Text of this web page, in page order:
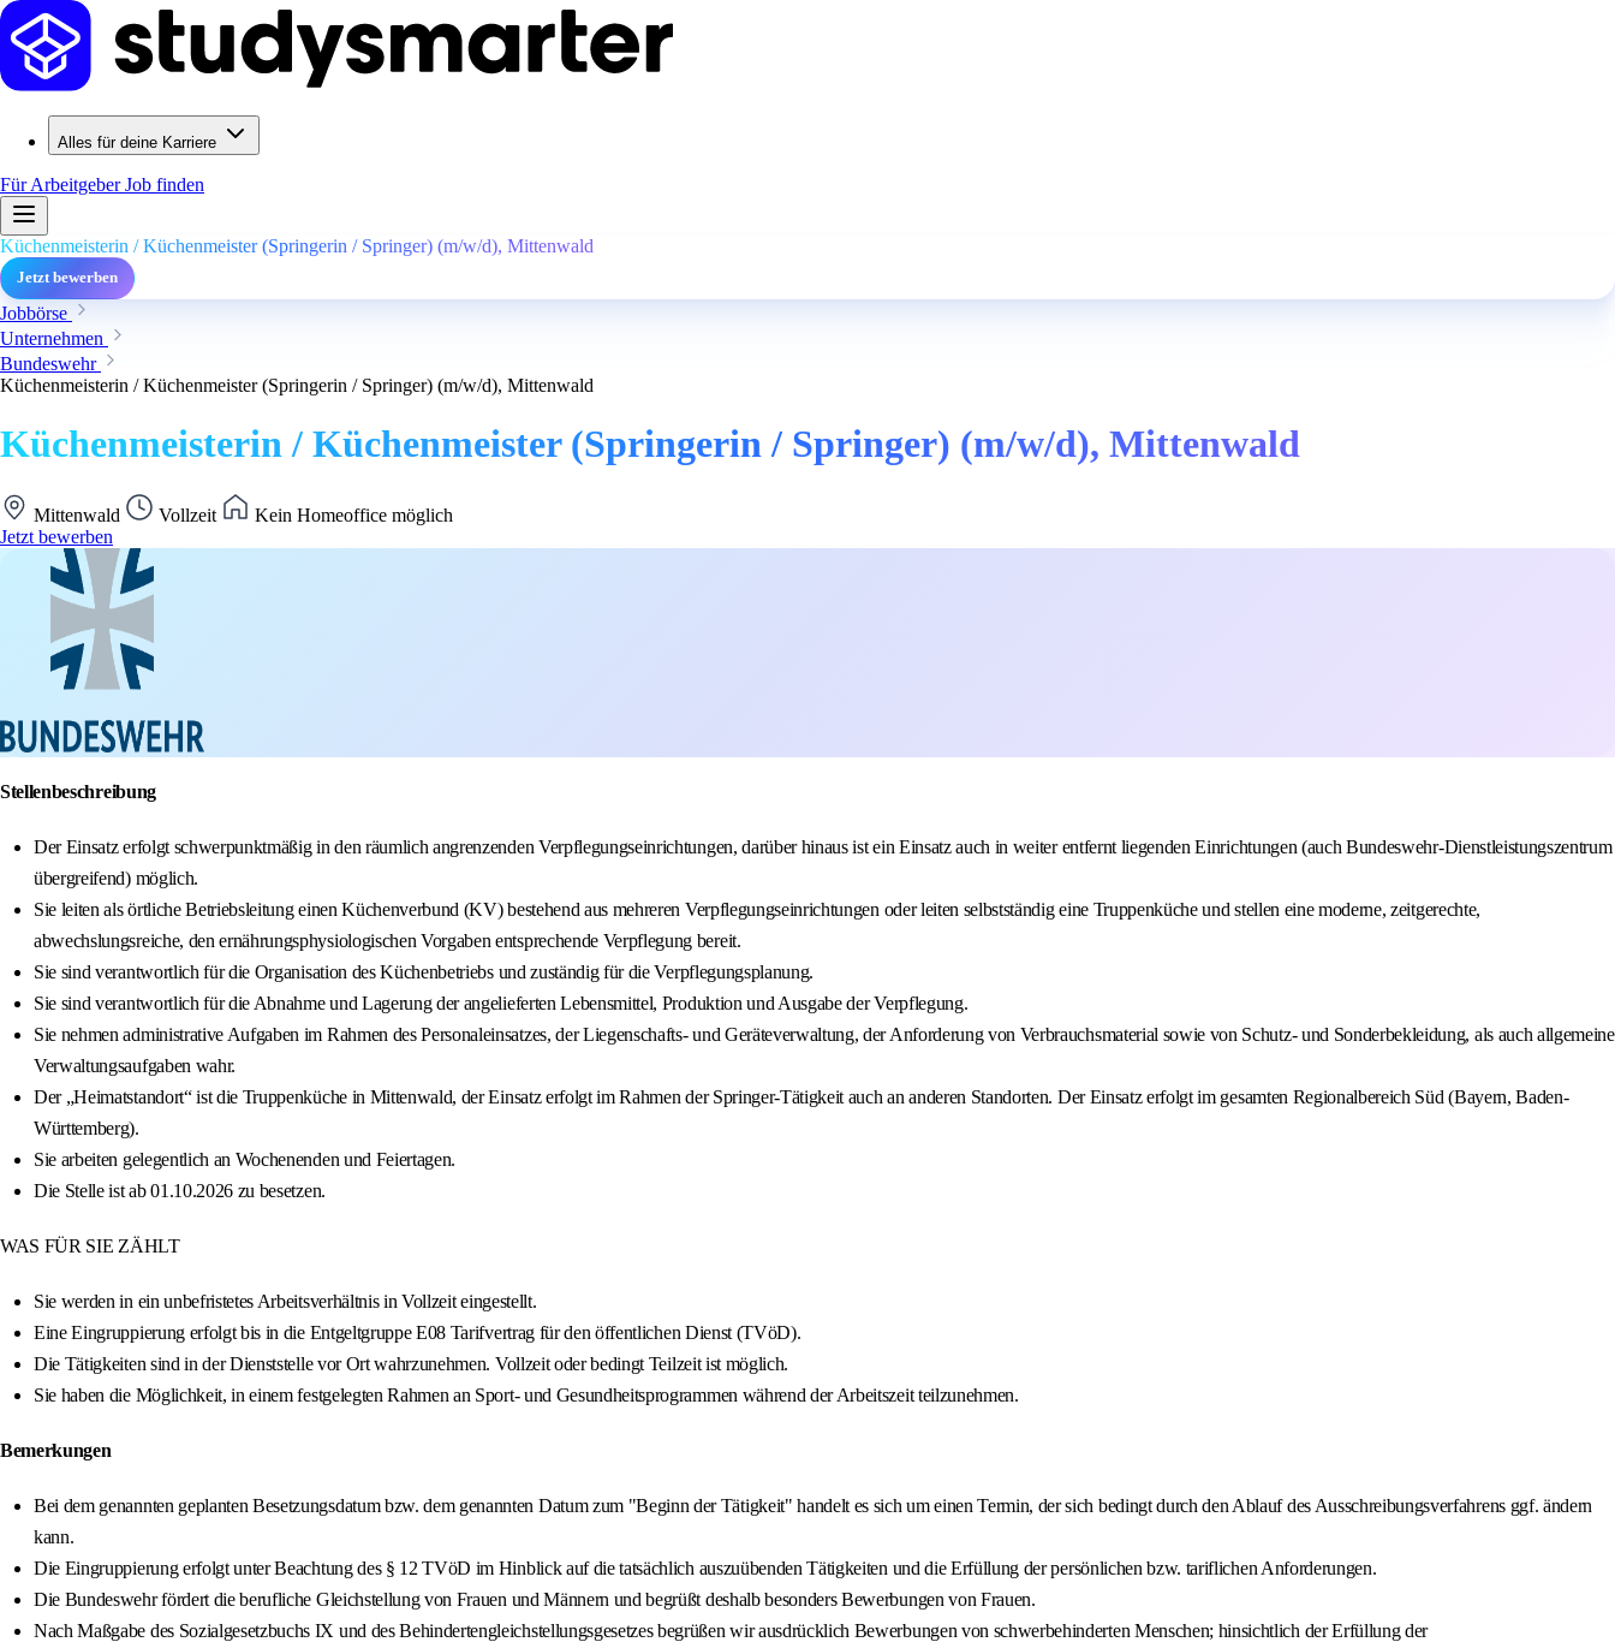
Alles für deine Karriere
Für ArbeitgeberJob finden
Küchenmeisterin / Küchenmeister (Springerin / Springer) (m/w/d), Mittenwald
Jetzt bewerben
Jobbörse
Unternehmen
Bundeswehr
Küchenmeisterin / Küchenmeister (Springerin / Springer) (m/w/d), Mittenwald
Küchenmeisterin / Küchenmeister (Springerin / Springer) (m/w/d), Mittenwald
Mittenwald Vollzeit
Kein Homeoffice möglich
Jetzt bewerben
Stellenbeschreibung
Der Einsatz erfolgt schwerpunktmäßig in den räumlich angrenzenden Verpflegungseinrichtungen, darüber hinaus ist ein Einsatz auch in weiter entfernt liegenden Einrichtungen (auch Bundeswehr-Dienstleistungszentrum
übergreifend) möglich.
Sie leiten als örtliche Betriebsleitung einen Küchenverbund (KV) bestehend aus mehreren Verpflegungseinrichtungen oder leiten selbstständig eine Truppenküche und stellen eine moderne, zeitgerechte,
abwechslungsreiche, den ernährungsphysiologischen Vorgaben entsprechende Verpflegung bereit.
Sie sind verantwortlich für die Organisation des Küchenbetriebs und zuständig für die Verpflegungsplanung.
Sie sind verantwortlich für die Abnahme und Lagerung der angelieferten Lebensmittel, Produktion und Ausgabe der Verpflegung.
Sie nehmen administrative Aufgaben im Rahmen des Personaleinsatzes, der Liegenschafts- und Geräteverwaltung, der Anforderung von Verbrauchsmaterial sowie von Schutz- und Sonderbekleidung, als auch allgemeine
Verwaltungsaufgaben wahr.
Der „Heimatstandort“ ist die Truppenküche in Mittenwald, der Einsatz erfolgt im Rahmen der Springer-Tätigkeit auch an anderen Standorten. Der Einsatz erfolgt im gesamten Regionalbereich Süd (Bayern, Baden-
Württemberg).
Sie arbeiten gelegentlich an Wochenenden und Feiertagen.
Die Stelle ist ab 01.10.2026 zu besetzen.
WAS FÜR SIE ZÄHLT
Sie werden in ein unbefristetes Arbeitsverhältnis in Vollzeit eingestellt.
Eine Eingruppierung erfolgt bis in die Entgeltgruppe E08 Tarifvertrag für den öffentlichen Dienst (TVöD).
Die Tätigkeiten sind in der Dienststelle vor Ort wahrzunehmen. Vollzeit oder bedingt Teilzeit ist möglich.
Sie haben die Möglichkeit, in einem festgelegten Rahmen an Sport- und Gesundheitsprogrammen während der Arbeitszeit teilzunehmen.
Bemerkungen
Bei dem genannten geplanten Besetzungsdatum bzw. dem genannten Datum zum "Beginn der Tätigkeit" handelt es sich um einen Termin, der sich bedingt durch den Ablauf des Ausschreibungsverfahrens ggf. ändern
kann.
Die Eingruppierung erfolgt unter Beachtung des § 12 TVöD im Hinblick auf die tatsächlich auszuübenden Tätigkeiten und die Erfüllung der persönlichen bzw. tariflichen Anforderungen.
Die Bundeswehr fördert die berufliche Gleichstellung von Frauen und Männern und begrüßt deshalb besonders Bewerbungen von Frauen.
Nach Maßgabe des Sozialgesetzbuchs IX und des Behindertengleichstellungsgesetzes begrüßen wir ausdrücklich Bewerbungen von schwerbehinderten Menschen; hinsichtlich der Erfüllung der